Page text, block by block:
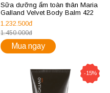
Sữa dưỡng ẩm toàn thân Maria
Galland Velvet Body Balm 422
1.232.500đ
1.450.000đ
Mua ngay
-15%